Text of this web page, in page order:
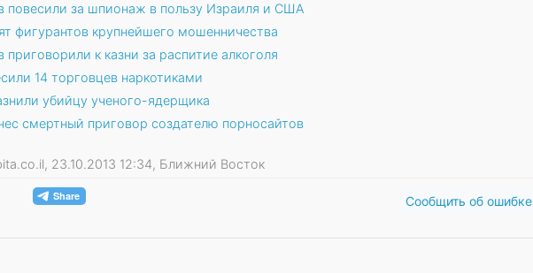
повесили за шпионаж в пользу Израиля и США
фигурантов крупнейшего мошенничества
приговорили к казни за распитие алкоголя
14 торговцев наркотиками
убийцу ученого-ядерщика
смертный приговор создателю порносайтов
23.10.2013 12:34, Ближний Восток
Сообщить об ошибке